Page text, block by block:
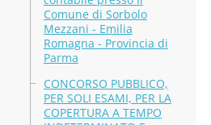
Comune di Sorbolo
Mezzani - Emilia
Romagna - Provincia di
Parma
CONCORSO PUBBLICO,
PER SOLI ESAMI, PER LA
COPERTURA A TEMPO